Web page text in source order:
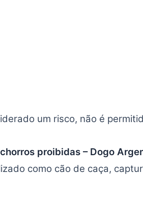
um risco, não é
proibidas – Dogo
como cão de caça,